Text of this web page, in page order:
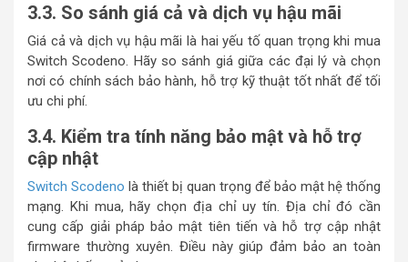
3.3. So sánh giá cả và dịch vụ hậu mãi
Giá cả và dịch vụ hậu mãi là hai yếu tố quan trọng khi mua
Switch Scodeno. Hãy so sánh giá giữa các đại lý và chọn
nơi có chính sách bảo hành, hỗ trợ kỹ thuật tốt nhất để tối
ưu chi phí.
3.4. Kiểm tra tính năng bảo mật và hỗ trợ
cập nhật
Switch Scodeno là thiết bị quan trọng để bảo mật hệ thống
mạng. Khi mua, hãy chọn địa chỉ uy tín. Địa chỉ đó cần
cung cấp giải pháp bảo mật tiên tiến và hỗ trợ cập nhật
firmware thường xuyên. Điều này giúp đảm bảo an toàn